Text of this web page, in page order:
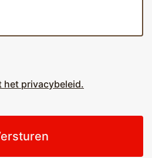
het privacybeleid.